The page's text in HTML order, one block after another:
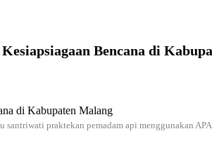
Bencana di
santriwati praktekan pemadam api menggunakan